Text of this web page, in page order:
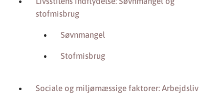
stofmisbrug
Søvnmangel
Stofmisbrug
Sociale og miljømæssige faktorer: Arbejdsliv